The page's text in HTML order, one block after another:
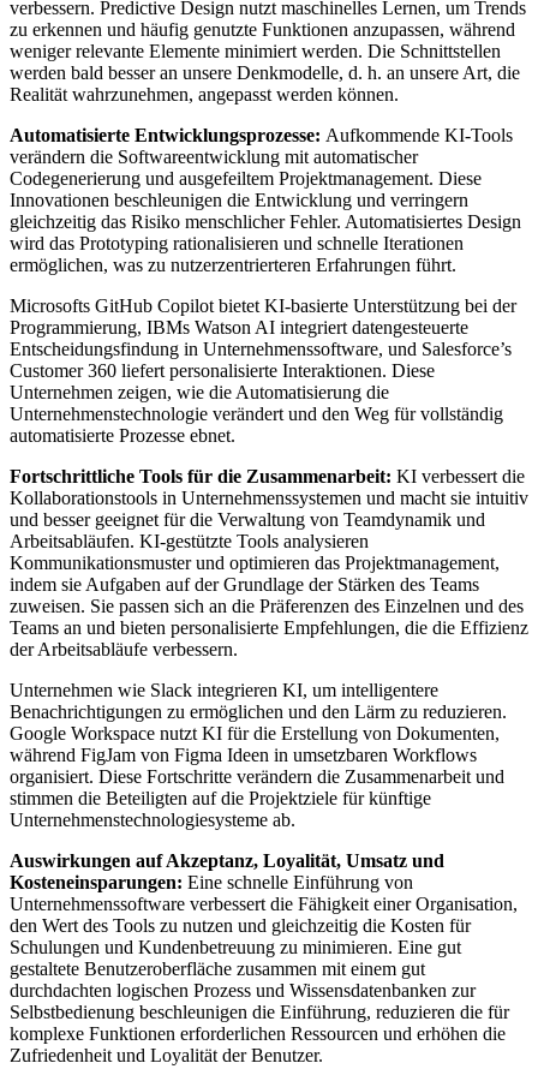
verbessern. Predictive Design nutzt maschinelles Lernen, um Trends
zu erkennen und häufig genutzte Funktionen anzupassen, während
weniger relevante Elemente minimiert werden. Die Schnittstellen
werden bald besser an unsere Denkmodelle, d. h. an unsere Art, die
Realität wahrzunehmen, angepasst werden können.
Automatisierte Entwicklungsprozesse: Aufkommende KI-Tools
verändern die Softwareentwicklung mit automatischer
Codegenerierung und ausgefeiltem Projektmanagement. Diese
Innovationen beschleunigen die Entwicklung und verringern
gleichzeitig das Risiko menschlicher Fehler. Automatisiertes Design
wird das Prototyping rationalisieren und schnelle Iterationen
ermöglichen, was zu nutzerzentrierteren Erfahrungen führt.
Microsofts GitHub Copilot bietet KI-basierte Unterstützung bei der
Programmierung, IBMs Watson AI integriert datengesteuerte
Entscheidungsfindung in Unternehmenssoftware, und Salesforce’s
Customer 360 liefert personalisierte Interaktionen. Diese
Unternehmen zeigen, wie die Automatisierung die
Unternehmenstechnologie verändert und den Weg für vollständig
automatisierte Prozesse ebnet.
Fortschrittliche Tools für die Zusammenarbeit: KI verbessert die
Kollaborationstools in Unternehmenssystemen und macht sie intuitiv
und besser geeignet für die Verwaltung von Teamdynamik und
Arbeitsabläufen. KI-gestützte Tools analysieren
Kommunikationsmuster und optimieren das Projektmanagement,
indem sie Aufgaben auf der Grundlage der Stärken des Teams
zuweisen. Sie passen sich an die Präferenzen des Einzelnen und des
Teams an und bieten personalisierte Empfehlungen, die die Effizienz
der Arbeitsabläufe verbessern.
Unternehmen wie Slack integrieren KI, um intelligentere
Benachrichtigungen zu ermöglichen und den Lärm zu reduzieren.
Google Workspace nutzt KI für die Erstellung von Dokumenten,
während FigJam von Figma Ideen in umsetzbaren Workflows
organisiert. Diese Fortschritte verändern die Zusammenarbeit und
stimmen die Beteiligten auf die Projektziele für künftige
Unternehmenstechnologiesysteme ab.
Auswirkungen auf Akzeptanz, Loyalität, Umsatz und
Kosteneinsparungen: Eine schnelle Einführung von
Unternehmenssoftware verbessert die Fähigkeit einer Organisation,
den Wert des Tools zu nutzen und gleichzeitig die Kosten für
Schulungen und Kundenbetreuung zu minimieren. Eine gut
gestaltete Benutzeroberfläche zusammen mit einem gut
durchdachten logischen Prozess und Wissensdatenbanken zur
Selbstbedienung beschleunigen die Einführung, reduzieren die für
komplexe Funktionen erforderlichen Ressourcen und erhöhen die
Zufriedenheit und Loyalität der Benutzer.